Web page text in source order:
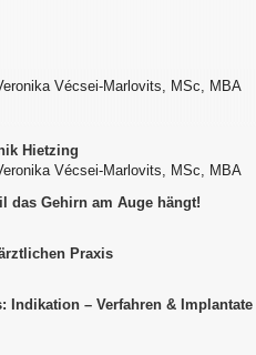
Vécsei-Marlovits, MSc, MBA
Hietzing
Vécsei-Marlovits, MSc, MBA
das Gehirn am Auge hängt!
Praxis
Indikation – Verfahren &